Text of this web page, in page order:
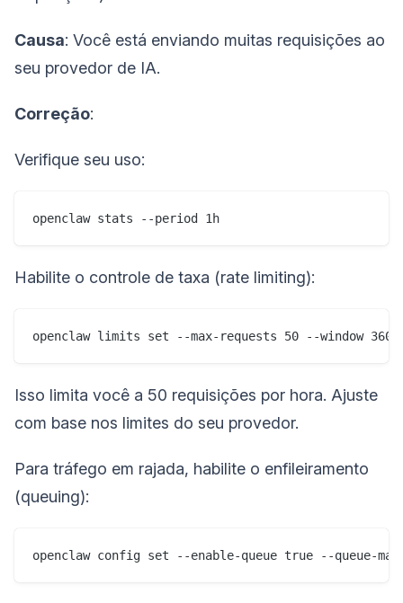
Causa: Você está enviando muitas requisições ao
seu provedor de IA.
Correção:
Verifique seu uso:
Habilite o controle de taxa (rate limiting):
Isso limita você a 50 requisições por hora. Ajuste
com base nos limites do seu provedor.
Para tráfego em rajada, habilite o enfileiramento
(queuing):